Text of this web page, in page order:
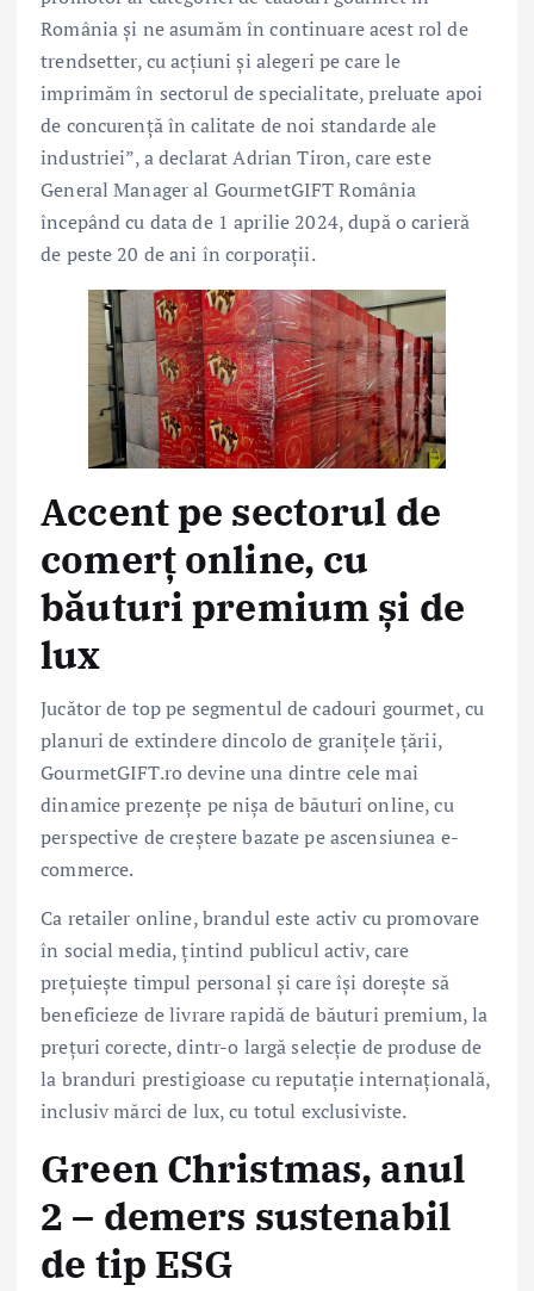
România și ne asumăm în continuare acest rol de
trendsetter, cu acțiuni și alegeri pe care le
imprimăm în sectorul de specialitate, preluate apoi
de concurență în calitate de noi standarde ale
industriei”, a declarat Adrian Tiron, care este
General Manager al GourmetGIFT România
începând cu data de 1 aprilie 2024, după o carieră
de peste 20 de ani în corporații.
Accent pe sectorul de
comerț online, cu
băuturi premium și de
lux
Jucător de top pe segmentul de cadouri gourmet, cu
planuri de extindere dincolo de granițele țării,
GourmetGIFT.ro devine una dintre cele mai
dinamice prezențe pe nișa de băuturi online, cu
perspective de creștere bazate pe ascensiunea e-
commerce.
Ca retailer online, brandul este activ cu promovare
în social media, țintind publicul activ, care
prețuiește timpul personal și care își dorește să
beneficieze de livrare rapidă de băuturi premium, la
prețuri corecte, dintr-o largă selecție de produse de
la branduri prestigioase cu reputație internațională,
inclusiv mărci de lux, cu totul exclusiviste.
Green Christmas, anul
2 – demers sustenabil
de tip ESG